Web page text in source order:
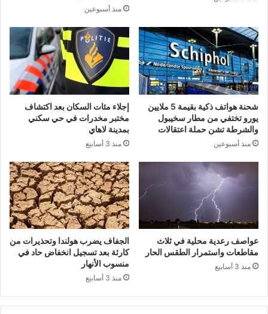
منذ أسبوعين
شحنة هواتف ذكية بقيمة 5 ملايين
يورو تختفي من مطار سخيبول
والشرطة تشن حملة اعتقالات
منذ أسبوعين
إجلاء مئات السكان بعد اكتشاف
مختبر مخدرات في حي سكني
بمدينة لاهاي
منذ 3 أسابيع
عواصف رعدية محلية في ثلاث
مقاطعات واستمرار الطقس الحار
منذ 3 أسابيع
الجفاف يضرب هولندا وتحذيرات من
كارثة بعد تسجيل انخفاض حاد في
منسوب الأنهار
منذ 3 أسابيع